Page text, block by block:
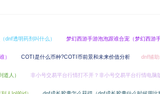
dnf透明药剂叫什么） 梦幻西游手游泡泡跟谁合宠（梦幻西游
） COTI是什么币种?COTI币前景和未来价值分析 dnf辅
人） 非小号交易平台行情打不开？非小号交易平台行情电脑